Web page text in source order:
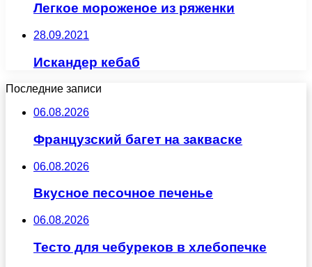
Легкое мороженое из ряженки
28.09.2021
Искандер кебаб
Последние записи
06.08.2026
Французский багет на закваске
06.08.2026
Вкусное песочное печенье
06.08.2026
Тесто для чебуреков в хлебопечке